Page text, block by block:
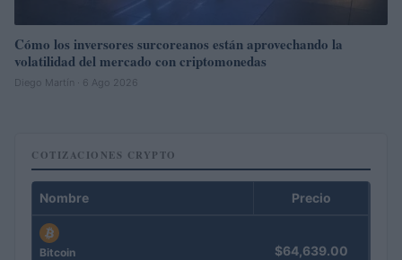
Cómo los inversores surcoreanos están aprovechando la
volatilidad del mercado con criptomonedas
Diego Martín · 6 Ago 2026
COTIZACIONES CRYPTO
Nombre Precio
Bitcoin $64,639.00